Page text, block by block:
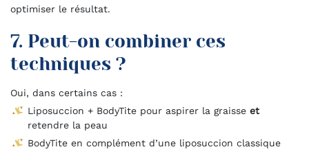
optimiser le résultat.
7. Peut-on combiner ces
techniques ?
Oui, dans certains cas :
Liposuccion + BodyTite pour aspirer la graisse et
retendre la peau
BodyTite en complément d’une liposuccion classique